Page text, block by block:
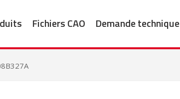
Fichiers CAO Demande technique